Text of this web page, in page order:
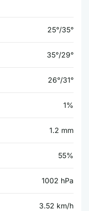
25°/35°
35°/29°
26°/31°
1%
1.2 mm
55%
1002 hPa
3.52 km/h